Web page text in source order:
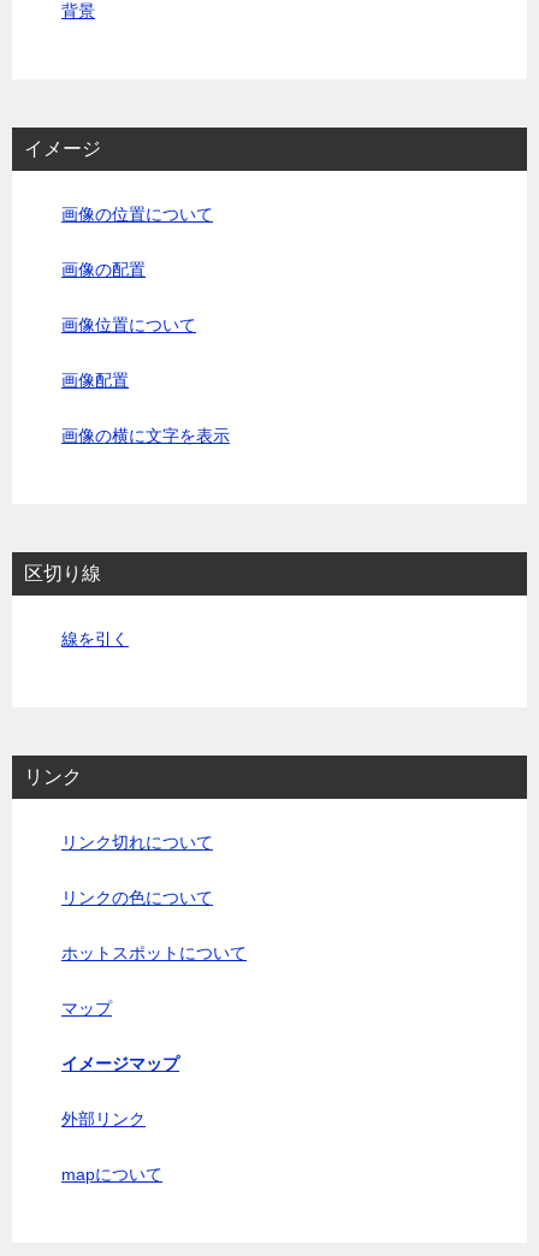
背景
イメージ
画像の位置について
画像の配置
画像位置について
画像配置
画像の横に文字を表示
区切り線
線を引く
リンク
リンク切れについて
リンクの色について
ホットスポットについて
マップ
イメージマップ
外部リンク
mapについて